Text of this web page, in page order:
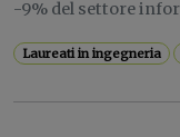
-9% del settore
Laureati in ingegneria